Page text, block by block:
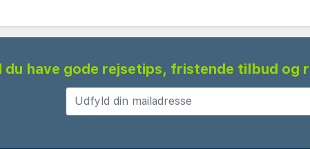
du have gode rejsetips, fristende tilbud og